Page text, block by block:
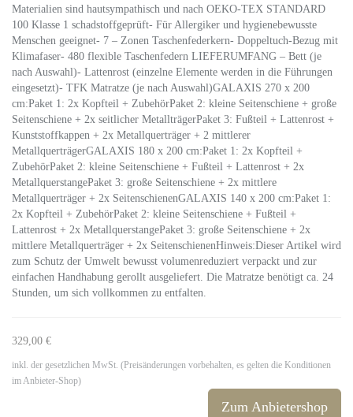
Materialien sind hautsympathisch und nach OEKO-TEX STANDARD
100 Klasse 1 schadstoffgeprüft- Für Allergiker und hygienebewusste
Menschen geeignet- 7 – Zonen Taschenfederkern- Doppeltuch-Bezug mit
Klimafaser- 480 flexible Taschenfedern LIEFERUMFANG – Bett (je
nach Auswahl)- Lattenrost (einzelne Elemente werden in die Führungen
eingesetzt)- TFK Matratze (je nach Auswahl)GALAXIS 270 x 200
cm:Paket 1: 2x Kopfteil + ZubehörPaket 2: kleine Seitenschiene + große
Seitenschiene + 2x seitlicher MetallträgerPaket 3: Fußteil + Lattenrost +
Kunststoffkappen + 2x Metallquerträger + 2 mittlerer
MetallquerträgerGALAXIS 180 x 200 cm:Paket 1: 2x Kopfteil +
ZubehörPaket 2: kleine Seitenschiene + Fußteil + Lattenrost + 2x
MetallquerstangePaket 3: große Seitenschiene + 2x mittlere
Metallquerträger + 2x SeitenschienenGALAXIS 140 x 200 cm:Paket 1:
2x Kopfteil + ZubehörPaket 2: kleine Seitenschiene + Fußteil +
Lattenrost + 2x MetallquerstangePaket 3: große Seitenschiene + 2x
mittlere Metallquerträger + 2x SeitenschienenHinweis:Dieser Artikel wird
zum Schutz der Umwelt bewusst volumenreduziert verpackt und zur
einfachen Handhabung gerollt ausgeliefert. Die Matratze benötigt ca. 24
Stunden, um sich vollkommen zu entfalten.
329,00 €
inkl. der gesetzlichen MwSt. (Preisänderungen vorbehalten, es gelten die Konditionen
im Anbieter-Shop)
Zum Anbietershop